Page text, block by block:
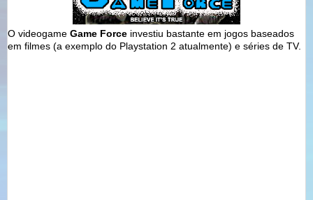
O videogame Game Force investiu bastante em jogos baseados
em filmes (a exemplo do Playstation 2 atualmente) e séries de TV.